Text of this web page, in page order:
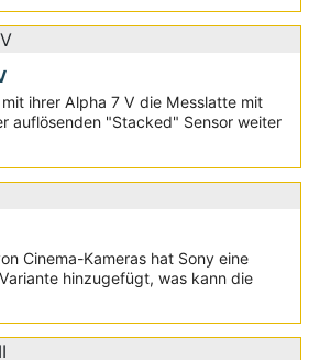
ihrer Alpha 7 V die Messlatte mit
auflösenden "Stacked" Sensor weiter
Cinema-Kameras hat Sony eine
hinzugefügt, was kann die